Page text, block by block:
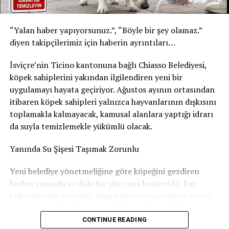
ürünlerin geri çağırma kapsamında olduğunu belirtti.
Akar Swiss AG, tüketicilerden belirtilen ürünleri
kesinlikle tüketmemelerini istedi. Geri çağırma
kapsamındaki içecekler, satın alma fişi ibraz edilmeden
satın alındıkları market veya satış noktasına teslim
edilebilecek. Ürün bedeli tüketicilere tam olarak iade
tedbiri olduğunu vurgulayarak, elinde belirtilen
ürünlerden bulunan herkesin en kısa sürede iade işlemini
Şirketten iletişim bilgisi
“Yalan haber yapıyorsunuz.”, “Böyle bir şey olamaz.”
diyen takipçilerimiz için haberin ayrıntıları…
İsviçre’nin Ticino kantonuna bağlı Chiasso Belediyesi,
köpek sahiplerini yakından ilgilendiren yeni bir
uygulamayı hayata geçiriyor. Ağustos ayının ortasından
itibaren köpek sahipleri yalnızca hayvanlarının dışkısını
toplamakla kalmayacak, kamusal alanlara yaptığı idrarı
da suyla temizlemekle yükümlü olacak.
Yanında Su Şişesi Taşımak Zorunlu
Yeni belediye yönetmeliğine göre köpeğini gezdiren
herkes yanında su dolu bir şişe veya benzeri bir kap
hem de kaldırım, bina girişleri ve diğer ortak kullanım
CONTINUE READING